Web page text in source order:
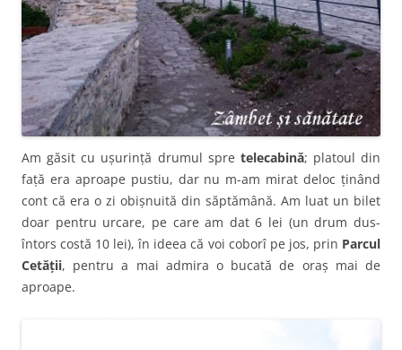
Am găsit cu ușurință drumul spre telecabină; platoul din
față era aproape pustiu, dar nu m-am mirat deloc ținând
cont că era o zi obișnuită din săptămână. Am luat un bilet
doar pentru urcare, pe care am dat 6 lei (un drum dus-
întors costă 10 lei), în ideea că voi coborî pe jos, prin Parcul
Cetății, pentru a mai admira o bucată de oraș mai de
aproape.